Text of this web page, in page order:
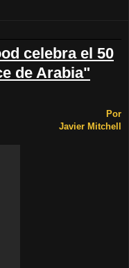
celebra el 50
de Arabia"
Por
Javier Mitchell